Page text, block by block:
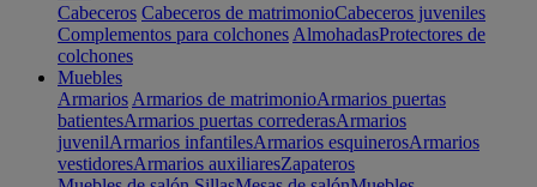
Cabeceros Cabeceros de matrimonioCabeceros juveniles
Complementos para colchones AlmohadasProtectores de
colchones
Muebles
Armarios Armarios de matrimonioArmarios puertas
batientesArmarios puertas correderasArmarios
juvenilArmarios infantilesArmarios esquinerosArmarios
vestidoresArmarios auxiliaresZapateros